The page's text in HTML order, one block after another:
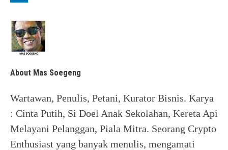
About Mas Soegeng
Wartawan, Penulis, Petani, Kurator Bisnis. Karya
: Cinta Putih, Si Doel Anak Sekolahan, Kereta Api
Melayani Pelanggan, Piala Mitra. Seorang Crypto
Enthusiast yang banyak menulis, mengamati